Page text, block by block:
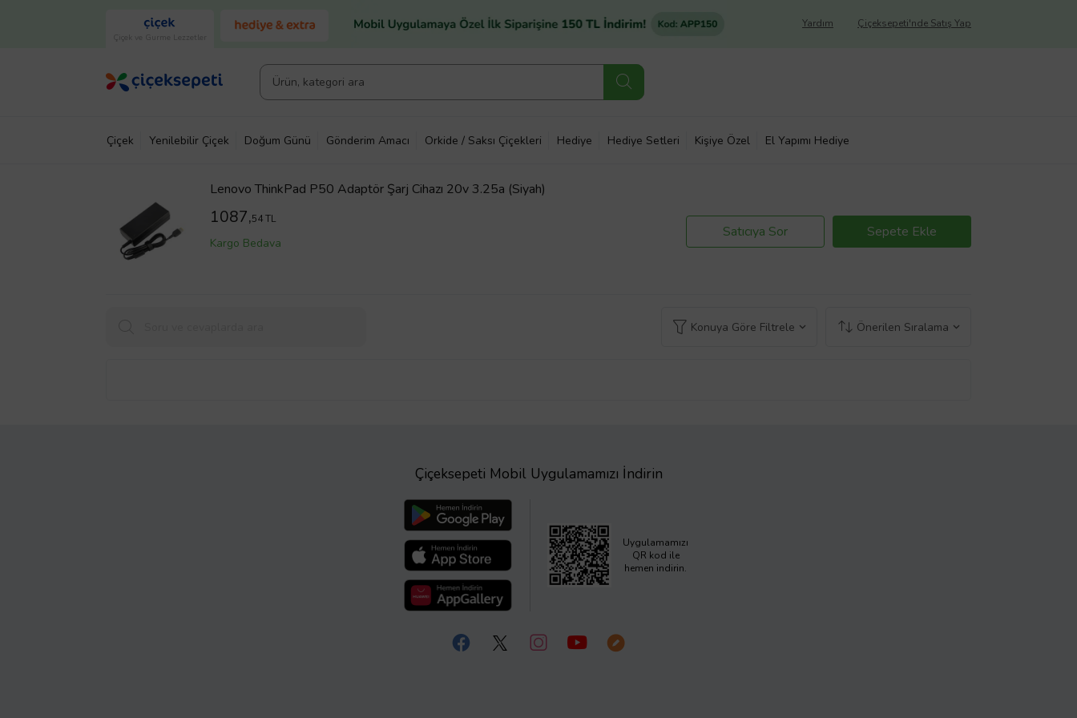
Çiçek ve Gurme Lezzetler
Çiçeksepeti'nde Satış Yap
Yardım
Çiçek Yenilebilir Çiçek Doğum Günü Gönderim Amacı Orkide / Saksı Çiçekleri Hediye Hediye Setleri Kişiye Özel El Yapımı Hediye
Lenovo ThinkPad P50 Adaptör Şarj Cihazı 20v 3.25a (Siyah)
1087,54 TL
Kargo Bedava
Satıcıya Sor Sepete Ekle
Konuya Göre Filtrele Önerilen Sıralama
Çiçeksepeti Mobil Uygulamamızı İndirin
Uygulamamızı
QR kod ile
hemen indirin.